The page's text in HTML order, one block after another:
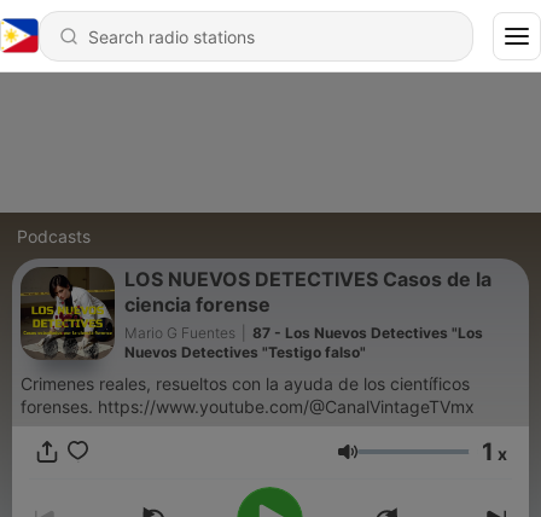
Podcasts
LOS NUEVOS DETECTIVES Casos de la
ciencia forense
Mario G Fuentes
87 - Los Nuevos Detectives "Los
Nuevos Detectives "Testigo falso"
Crimenes reales, resueltos con la ayuda de los científicos
forenses. https://www.youtube.com/@CanalVintageTVmx
Volume 1 x